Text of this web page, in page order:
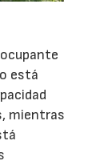
está
mientras